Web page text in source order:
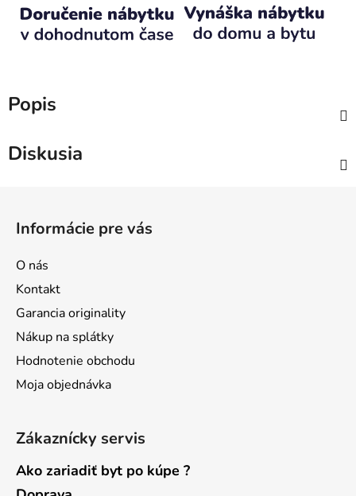
Popis
Diskusia
Informácie pre vás
O nás
Kontakt
Garancia originality
Nákup na splátky
Hodnotenie obchodu
Moja objednávka
Zákaznícky servis
Ako zariadiť byt po kúpe ?